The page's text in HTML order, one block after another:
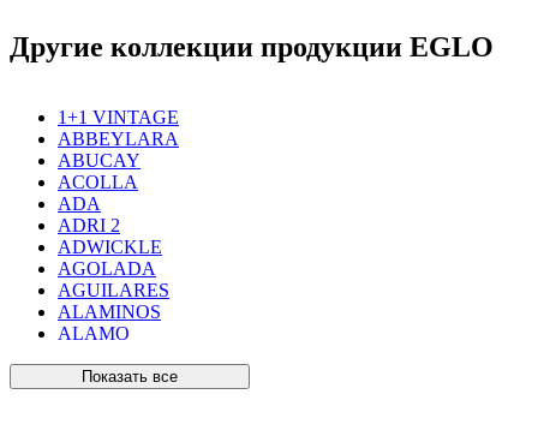
Другие коллекции продукции EGLO
1+1 VINTAGE
ABBEYLARA
ABUCAY
ACOLLA
ADA
ADRI 2
ADWICKLE
AGOLADA
AGUILARES
ALAMINOS
ALAMO
ALAMONTE SMOKE
Показать все